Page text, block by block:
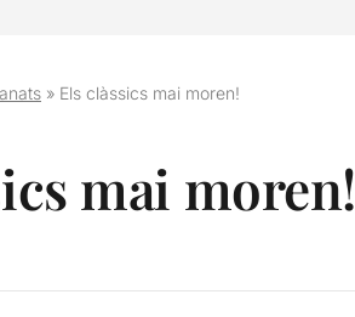
» Els clàssics mai moren!
mai moren!